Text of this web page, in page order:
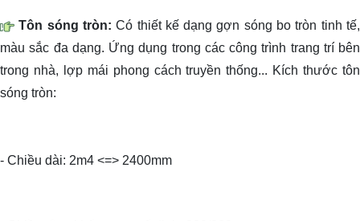
Tôn sóng tròn:Có thiết kế dạng gợn sóng bo tròn tinh tế,
màu sắc đa dạng. Ứng dụng trong các công trình trang trí bên
trong nhà, lợp mái phong cách truyền thống... Kích thước tôn
sóng tròn:
- Chiều dài: 2m4 <=> 2400mm